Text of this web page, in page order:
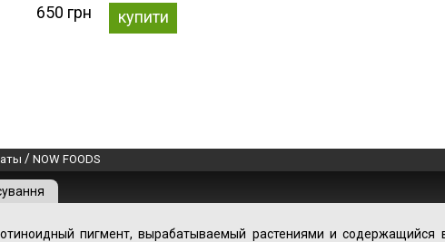
650 грн купити
/ NOW FOODS
пигмент, вырабатываемый растениями и содержащийся